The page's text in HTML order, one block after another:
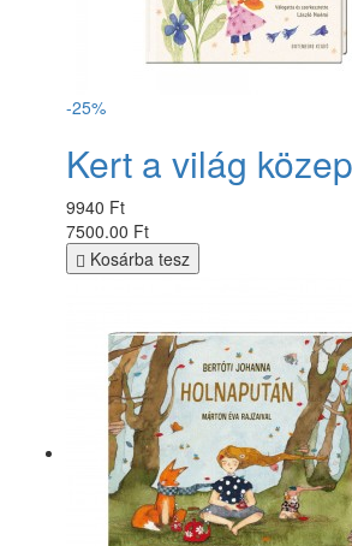
-25%
Kert a világ
9940 Ft
7500.00 Ft
Kosárba tesz